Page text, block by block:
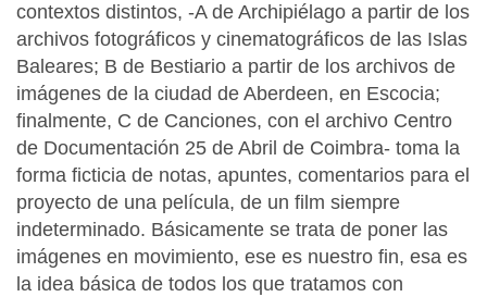
contextos distintos, -A de Archipiélago a partir de los
archivos fotográficos y cinematográficos de las Islas
Baleares; B de Bestiario a partir de los archivos de
imágenes de la ciudad de Aberdeen, en Escocia;
finalmente, C de Canciones, con el archivo Centro
de Documentación 25 de Abril de Coimbra- toma la
forma ficticia de notas, apuntes, comentarios para el
proyecto de una película, de un film siempre
indeterminado. Básicamente se trata de poner las
imágenes en movimiento, ese es nuestro fin, esa es
la idea básica de todos los que tratamos con